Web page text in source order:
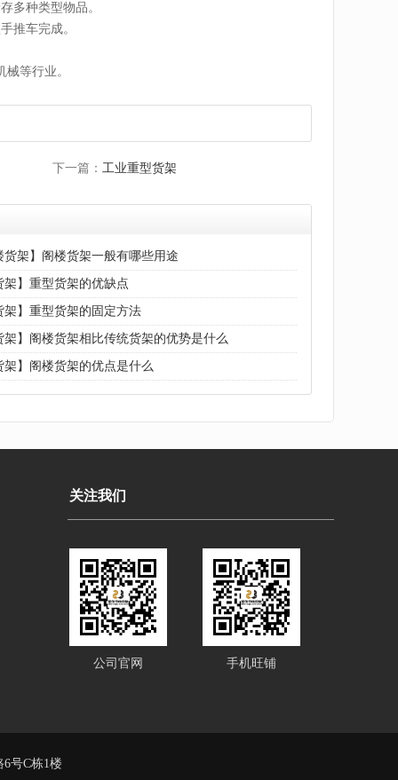
多种类型物品。
推车完成。
等行业。
下一篇： 工业重型货架
货架】阁楼货架一般有哪些用途
架】重型货架的优缺点
架】重型货架的固定方法
架】阁楼货架相比传统货架的优势是什么
架】阁楼货架的优点是什么
关注我们
公司官网 手机旺铺
号C栋1楼